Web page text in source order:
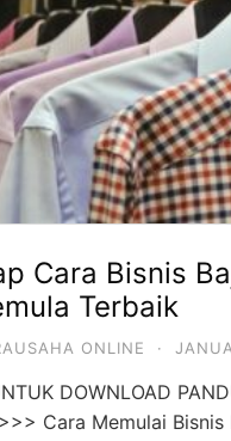
Cara Bisnis
Terbaik
ONLINE ·
DOWNLOAD
Cara Memulai Bisnis